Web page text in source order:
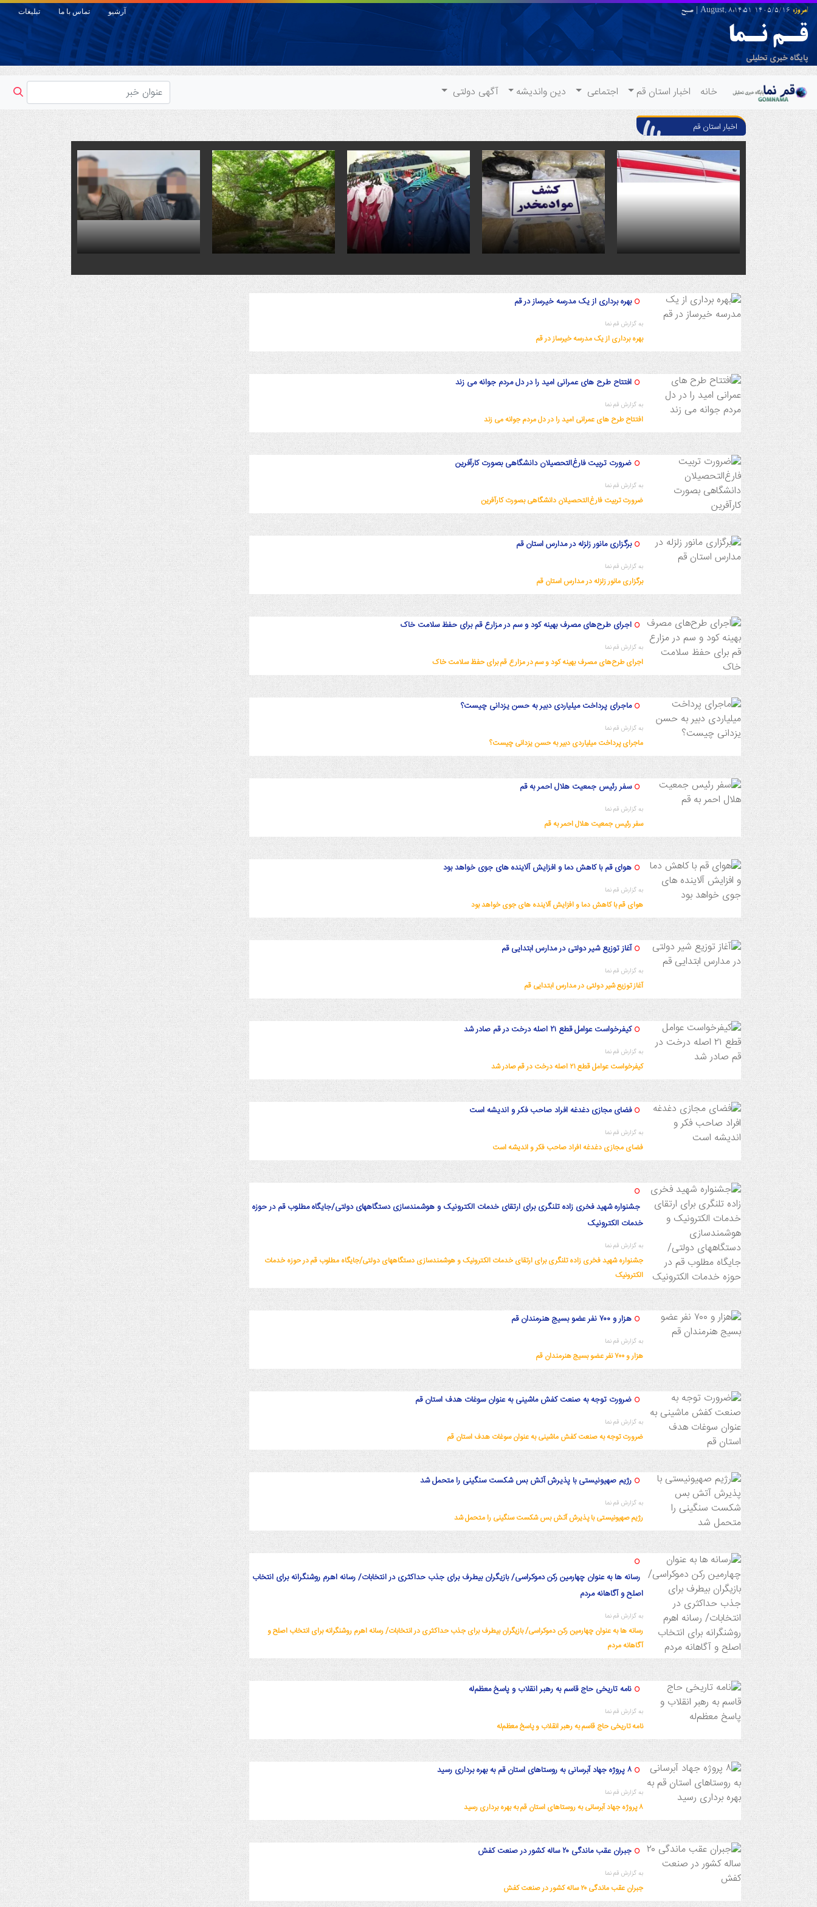
امروز:1405/5/16 August,
8:14:51
| صبح تبلیغات تماس با ما آرشیو
قـم نـما
پایگاه خبری تحلیلی
خانه اخبار استان قم اجتماعی دین واندیشه آگهی دولتی
اخبار استان قم
1402/9/9 21:30:20
بهره برداری از یک مدرسه خیرساز در قم
به گزارش قم نما
بهره برداری از یک مدرسه خیرساز در قم
1402/9/9 21:17:28
افتتاح طرح های عمرانی امید را در دل مردم جوانه می زند
به گزارش قم نما
افتتاح طرح های عمرانی امید را در دل مردم جوانه می زند
1402/9/8 18:11:19
ضرورت تربیت فارغ‌التحصیلان دانشگاهی بصورت کارآفرین
به گزارش قم نما
ضرورت تربیت فارغ‌التحصیلان دانشگاهی بصورت کارآفرین
1402/9/8 17:23:11
برگزاری مانور زلزله در مدارس استان قم
به گزارش قم نما
برگزاری مانور زلزله در مدارس استان قم
1402/9/8 17:19:49
اجرای طرح‌های مصرف بهینه کود و سم در مزارع قم برای حفظ سلامت خاک
به گزارش قم نما
اجرای طرح‌های مصرف بهینه کود و سم در مزارع قم برای حفظ سلامت خاک
1402/9/8 14:46:4
ماجرای پرداخت میلیاردی دبیر به حسن یزدانی چیست؟
به گزارش قم نما
ماجرای پرداخت میلیاردی دبیر به حسن یزدانی چیست؟
1402/9/8 14:41:35
سفر رئیس جمعیت هلال احمر به قم
به گزارش قم نما
سفر رئیس جمعیت هلال احمر به قم
1402/9/8 14:34:18
هوای قم با کاهش دما و افزایش آلاینده های جوی خواهد بود
به گزارش قم نما
هوای قم با کاهش دما و افزایش آلاینده های جوی خواهد بود
1402/9/6 22:41:31
آغاز توزیع شیر دولتی در مدارس ابتدایی قم
به گزارش قم نما
آغاز توزیع شیر دولتی در مدارس ابتدایی قم
1402/9/6 22:38:18
کیفرخواست عوامل قطع ۲۱ اصله درخت در قم صادر شد
به گزارش قم نما
کیفرخواست عوامل قطع ۲۱ اصله درخت در قم صادر شد
1402/9/5 18:6:56
فضای مجازی دغدغه افراد صاحب فکر و اندیشه است
به گزارش قم نما
فضای مجازی دغدغه افراد صاحب فکر و اندیشه است
1402/9/5 16:22:5
جشنواره شهید فخری زاده تلنگری برای ارتقای خدمات الکترونیک و هوشمندسازی دستگاههای دولتی/جایگاه مطلوب قم در حوزه
خدمات الکترونیک
به گزارش قم نما
جشنواره شهید فخری زاده تلنگری برای ارتقای خدمات الکترونیک و هوشمندسازی دستگاههای دولتی/جایگاه مطلوب قم در حوزه خدمات
الکترونیک
1402/9/4 18:5:3
هزار و ۷۰۰ نفر عضو بسیج هنرمندان قم
به گزارش قم نما
هزار و ۷۰۰ نفر عضو بسیج هنرمندان قم
1402/9/3 23:28:21
ضرورت توجه به صنعت کفش ماشینی به عنوان سوغات هدف استان قم
به گزارش قم نما
ضرورت توجه به صنعت کفش ماشینی به عنوان سوغات هدف استان قم
1402/9/3 23:13:31
رژیم صهیونیستی با پذیرش آتش بس شکست سنگینی را متحمل شد
به گزارش قم نما
رژیم صهیونیستی با پذیرش آتش بس شکست سنگینی را متحمل شد
1402/9/2 18:34:59
رسانه ها به عنوان چهارمین رکن دموکراسی/ بازیگران بیطرف برای جذب حداکثری در انتخابات/ رسانه اهرم روشنگرانه برای انتخاب
اصلح و آگاهانه مردم
به گزارش قم نما
رسانه ها به عنوان چهارمین رکن دموکراسی/ بازیگران بیطرف برای جذب حداکثری در انتخابات/ رسانه اهرم روشنگرانه برای انتخاب اصلح و
آگاهانه مردم
1402/9/1 22:29:6
نامه تاریخی حاج قاسم به رهبر انقلاب و پاسخ معظم‌له
به گزارش قم نما
نامه تاریخی حاج قاسم به رهبر انقلاب و پاسخ معظم‌له
1402/9/1 17:58:34
۸ پروژه جهاد آبرسانی به روستاهای استان قم به بهره برداری رسید
به گزارش قم نما
۸ پروژه جهاد آبرسانی به روستاهای استان قم به بهره برداری رسید
1402/9/1 17:55:32
جبران عقب ماندگی ۲۰ ساله کشور در صنعت کفش
به گزارش قم نما
جبران عقب ماندگی ۲۰ ساله کشور در صنعت کفش